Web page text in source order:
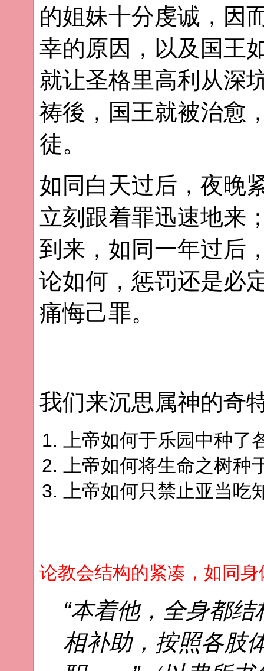
的姐妹十分虔诚，因
幸的原因，以及国王
就让圣格里高利从深
祷後，国王就被治愈
徒。
如同白天过后，夜晚
立刻跟着罪迅速地来
到来，如同一年过后
论如何，惩罚还是必
痛悔己罪。
我们来沉思属神的奇
上帝如何于乐园中种
上帝如何将生命之树种
上帝如何只禁止亚当吃
论教会结构的紧凑，如同身
“本着他，全身都
相补助，按照各肢